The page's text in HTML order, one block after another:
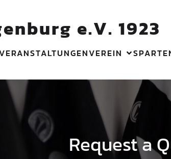
e.V. 1923
VEREIN
Request a